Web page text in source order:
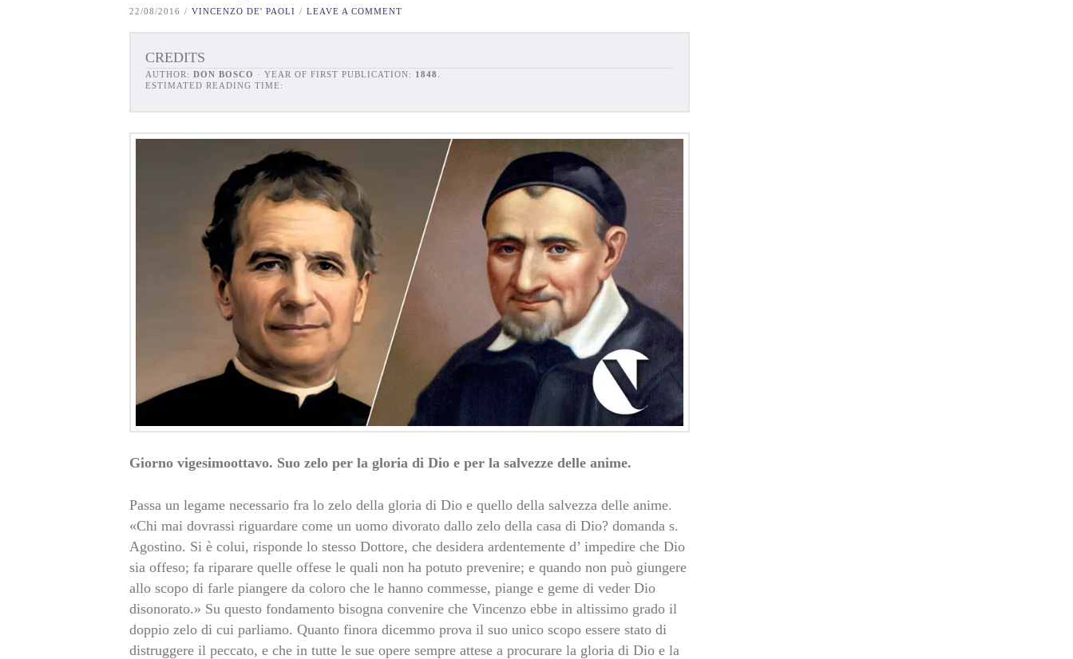
22/08/2016 VINCENZO DE' PAOLI LEAVE A COMMENT
CREDITS
AUTHOR: DON BOSCO · YEAR OF FIRST PUBLICATION: 1848
ESTIMATED READING TIME:
Giorno vigesimoottavo. Suo zelo per la gloria di Dio e per la salvezze delle anime.
Passa un legame necessario fra lo zelo della gloria di Dio e quello della salvezza delle anime.
«Chi mai dovrassi riguardare come un uomo divorato dallo zelo della casa di Dio? domanda s.
Agostino. Si è colui, risponde lo stesso Dottore, che desidera ardentemente d’ impedire che Dio
sia offeso; fa riparare quelle offese le quali non ha potuto prevenire; e quando non può giungere
allo scopo di farle piangere da coloro che le hanno commesse, piange e geme di veder Dio
disonorato.» Su questo fondamento bisogna convenire che Vincenzo ebbe in altissimo grado il
doppio zelo di cui parliamo. Quanto finora dicemmo prova il suo unico scopo essere stato di
distruggere il peccato, e che in tutte le sue opere sempre attese a procurare la gloria di Dio e la